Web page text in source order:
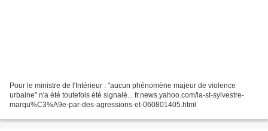
Pour le ministre de l'Intérieur : "aucun phénomène majeur de violence
urbaine" n'a été toutefois été signalé... fr.news.yahoo.com/la-st-sylvestre-
marqu%C3%A9e-par-des-agressions-et-060801405.html